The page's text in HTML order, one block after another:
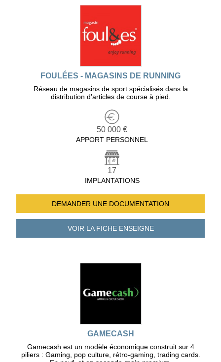
FOULÉES - MAGASINS DE RUNNING
Réseau de magasins de sport spécialisés dans la
distribution d’articles de course à pied.
50 000 €
APPORT PERSONNEL
17
IMPLANTATIONS
DEMANDER UNE DOCUMENTATION
VOIR LA FICHEENSEIGNE
GAMECASH
Gamecash est un modèle économique construit sur 4
piliers : Gaming, pop culture, rétro-gaming, trading cards.